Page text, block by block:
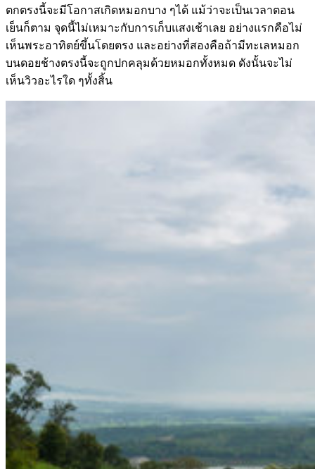
ตกตรงนี้จะมีโอกาสเกิดหมอกบาง ๆได้ แม้ว่าจะเป็นเวลาตอน
เย็นก็ตาม จุดนี้ไม่เหมาะกับการเก็บแสงเช้าเลย อย่างแรกคือไม่
เห็นพระอาทิตย์ขึ้นโดยตรง และอย่างที่สองคือถ้ามีทะเลหมอก
บนดอยช้างตรงนี้จะถูกปกคลุมด้วยหมอกทั้งหมด ดังนั้นจะไม่
เห็นวิวอะไรใด ๆทั้งสิ้น